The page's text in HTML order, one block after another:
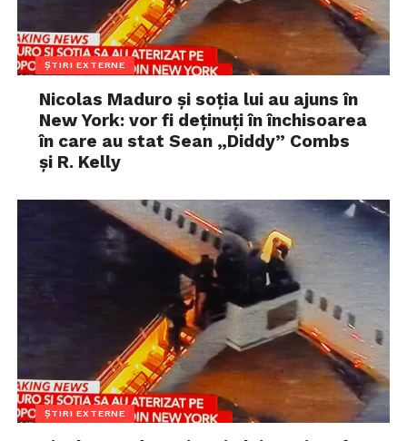
ȘTIRI EXTERNE
Nicolas Maduro și soția lui au ajuns în
New York: vor fi deținuți în închisoarea
în care au stat Sean „Diddy” Combs
și R. Kelly
ȘTIRI EXTERNE